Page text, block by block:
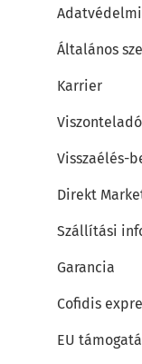
Általános
Karrier
Visszaélés-
Direkt
Szállítási
Garancia
Cofidis
EU